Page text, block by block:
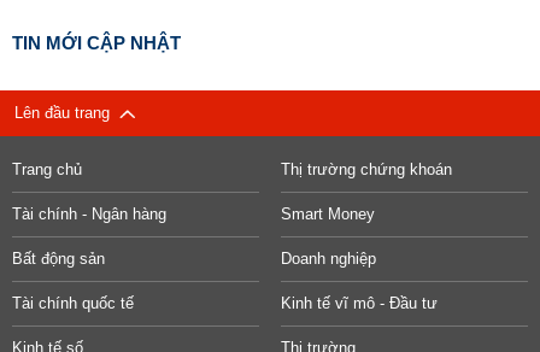
TIN MỚI CẬP NHẬT
Lên đầu trang
Trang chủ Thị trường chứng khoán
Tài chính - Ngân hàng Smart Money
Bất động sản Doanh nghiệp
Tài chính quốc tế Kinh tế vĩ mô - Đầu tư
Kinh tế số Thị trường